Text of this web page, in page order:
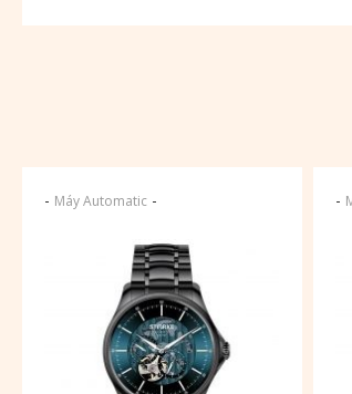
- Máy Automatic - -